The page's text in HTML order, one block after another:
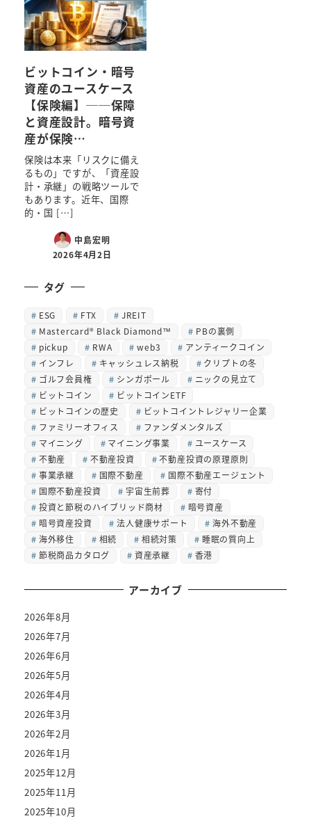
ビットコイン・暗号
資産のユースケース
【保険編】──保障
と資産設計。暗号資
産が保険…
保険は本来「リスクに備え
るもの」ですが、「資産設
計・承継」の戦略ツールで
もあります。近年、国際
的・国 […]
中島宏明
2026年4月2日
タグ
ESG FTX
JREIT
Mastercard® Black Diamond™
PBの裏側
pickup
RWA web3
アンティークコイン
インフレ
キャッシュレス納税
クリプトの冬
ゴルフ会員権
シンガポール
ニックの見立て
ビットコイン
ビットコインETF
ビットコインの歴史
ビットコイントレジャリー企業
ファミリーオフィス
ファンダメンタルズ
マイニング
マイニング事業
ユースケース
不動産
不動産投資
不動産投資の原理原則
事業承継
国際不動産
国際不動産エージェント
国際不動産投資
宇宙生前葬
寄付
投資と節税のハイブリッド商材
暗号資産
暗号資産投資
法人健康サポート
海外不動産
海外移住
相続 相続対策
睡眠の質向上
節税商品カタログ
資産承継 香港
アーカイブ
2026年8月
2026年7月
2026年6月
2026年5月
2026年4月
2026年3月
2026年2月
2026年1月
2025年12月
2025年11月
2025年10月